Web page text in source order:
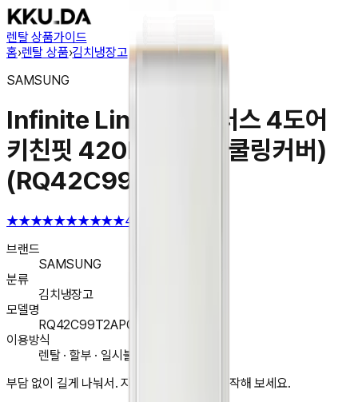
렌탈 상품가이드
홈›렌탈 상품›김치냉장고
SAMSUNG
Infinite Line 김치플러스 4도어
키친핏 420L (글래스 쿨링커버)
(RQ42C99T2APG)
★★★★★★★★★★4.6
브랜드
SAMSUNG
분류
김치냉장고
모델명
RQ42C99T2APG
이용방식
렌탈 · 할부 · 일시불 구매
부담 없이 길게 나눠서. 지금 앱에서 렌탈을 시작해 보세요.